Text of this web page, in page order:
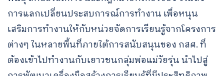
การแลกเปลี่ยนประสบการณ์การทำงาน เพื่อหนุน
เสริมการทำงานให้กับหน่วยจัดการเรียนรู้จากโครงการ
ต่างๆ ในหลายพื้นที่ภายใต้การสนับสนุนของ กสศ. ที่
ต้องเข้าไปทำงานกับเยาวชนกลุ่มพ่อแม่วัยรุ่น นำไปสู่